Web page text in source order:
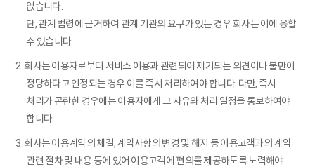
없습니다.
단, 관계 법령에 근거하여 관계 기관의 요구가 있는 경우 회사는 이에 응할
수 있습니다.
2. 회사는 이용자로부터 서비스 이용과 관련되어 제기되는 의견이나 불만이
정당하다고 인정되는 경우 이를 즉시 처리하여야 합니다. 다만, 즉시
처리가 곤란한 경우에는 이용자에게 그 사유와 처리 일정을 통보하여야
합니다.
3. 회사는 이용계약의 체결, 계약사항의 변경 및 해지 등 이용고객과의 계약
관련 절차 및 내용 등에 있어 이용고객에 편의를 제공하도록 노력해야